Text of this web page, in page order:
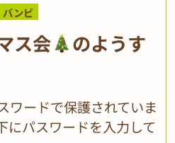
バンビ
ス会
のようす
ワードで保護されていま
にパスワードを入力して